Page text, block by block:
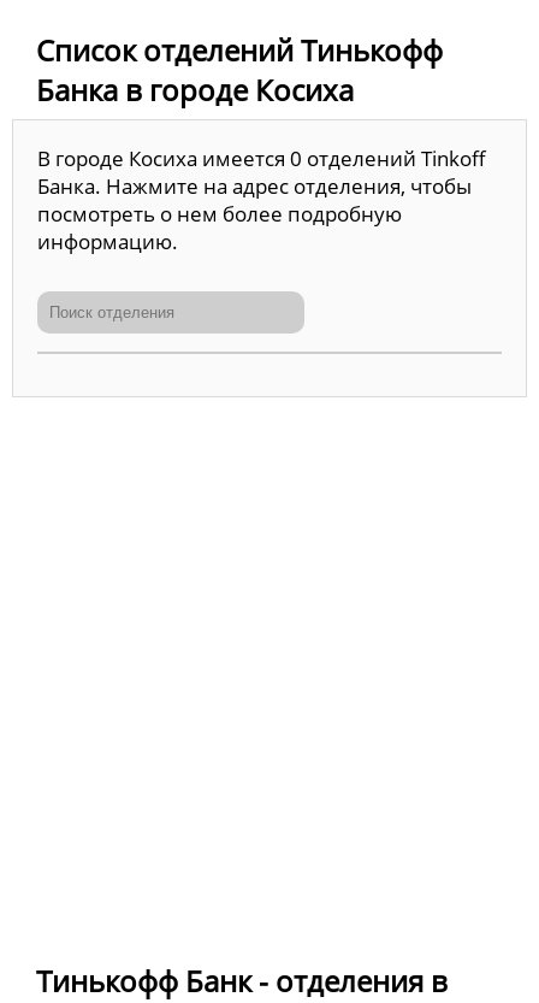
Список отделений Тинькофф
Банка в городе Косиха
В городе Косиха имеется 0 отделений Tinkoff
Банка. Нажмите на адрес отделения, чтобы
посмотреть о нем более подробную
информацию.
Тинькофф Банк - отделения в